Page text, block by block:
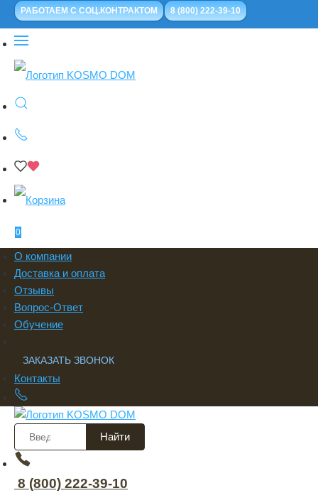
РАБОТАЕМ С СОЦ.КОНТРАКТОМ 8 (800) 222-39-10
0
О компании
Доставка и оплата
Отзывы
Вопрос-Ответ
Обучение
ЗАКАЗАТЬ ЗВОНОК
Контакты
Найти
8 (800) 222-39-10